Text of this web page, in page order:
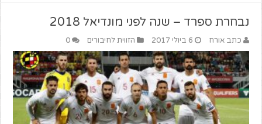
נבחרת ספרד – שנה לפני מונדיאל 2018
כתב אורח 6 ביולי 2017 הזווית לחיבורים 0